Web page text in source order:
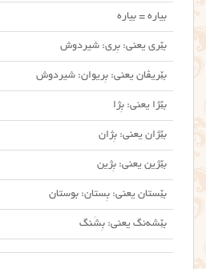
بیاره = بیاره
بێری یعنی: بِری: شیردوش
بێریڤان یعنی: بِریوان: شیردوش
بێژا یعنی: بِژا
بێژان یعنی: بِژان
بێژین یعنی: بِژین
بێستان یعنی: بِستان: بوستان
بێشه‌نگ یعنی: بِشَنگ